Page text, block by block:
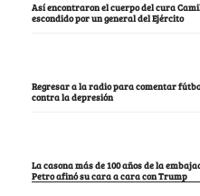
Así encontraron el cuerpo del cura
escondido por un general del Ejército
Regresar a la radio para comentar
contra la depresión
La casona más de 100 años de la
Petro afinó su cara a cara con Trump